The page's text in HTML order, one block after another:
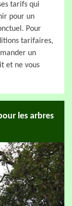
tarifs qui
pour un
Pour
tarifaires,
un
et ne vous
les arbres